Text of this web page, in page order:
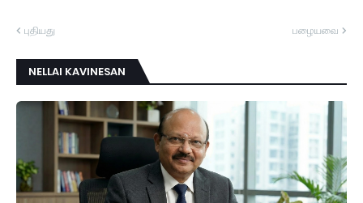
புதியது பழையவை
NELLAI KAVINESAN